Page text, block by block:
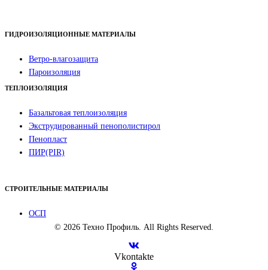
ГИДРОИЗОЛЯЦИОННЫЕ МАТЕРИАЛЫ
Ветро-влагозащита
Пароизоляция
ТЕПЛОИЗОЛЯЦИЯ
Базальтовая теплоизоляция
Экструдированный пенополистирол
Пенопласт
ПИР(PIR)
СТРОИТЕЛЬНЫЕ МАТЕРИАЛЫ
ОСП
© 2026 Техно Профиль. All Rights Reserved.
Vkontakte